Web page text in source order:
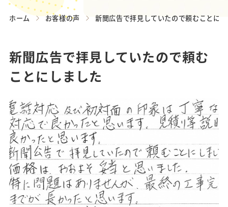
ホーム お客様の声 新聞広告で拝見していたので頼むことに
新聞広告で拝見していたので頼む
ことにしました